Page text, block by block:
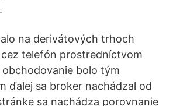
na derivátových trhoch
telefón prostredníctvom
bolo tým
ďalej sa broker nachádzal od
sa nachádza porovnanie